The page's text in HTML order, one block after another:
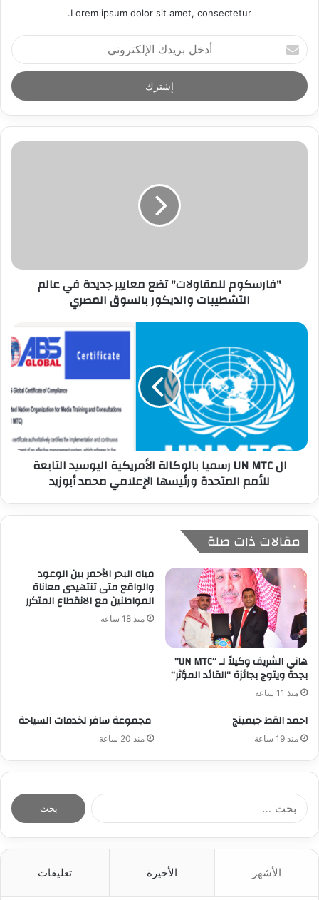
Lorem ipsum dolor sit amet, consectetur.
أ
د
خ
ل
ر
د
ر
"فارسكوم للمقاولات" تضع معايير جديدة في عالم
التشطيبات والديكور بالسوق المصري
ال UN MTC رسميا بالوكالة الأمريكية اليوسيد التابعة
للأمم المتحدة ورئيسها الإعلامي محمد أبوزيد
مقالات ذات صلة
هاني الشريف وكيلاً لـ “UN MTC”
بجدة ويتوج بجائزة “القائد المؤثر”
منذ 11 ساعة
مياه البحر الأحمر بين الوعود
والواقع متى تنتهيدى معاناة
المواطنين مع الانقطاع المتكرر
منذ 18 ساعة
احمد القط جيمينج
منذ 19 ساعة
مجموعة سافر لخدمات السياحة
منذ 20 ساعة
الأشهر الأخيرة تعليقات